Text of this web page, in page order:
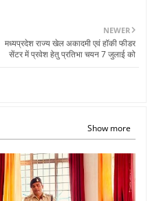
NEWER
मध्यप्रदेश राज्य खेल अकादमी एवं हॉकी फीडर
सेंटर में प्रवेश हेतु प्रतिभा चयन 7 जुलाई को
Show more